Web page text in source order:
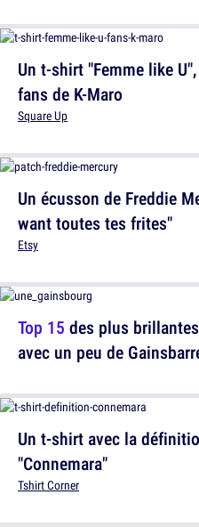
Un t-shirt "Femme like
fans de K-Maro
Square Up
Top 15 des plus
avec un peu de
Un écusson de Freddie
want toutes tes frites"
Etsy
Un t-shirt avec la
"Connemara"
Tshirt Corner